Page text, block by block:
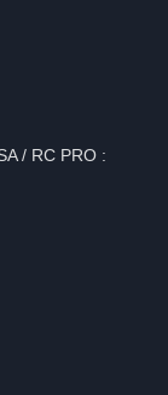
/ RC PRO :